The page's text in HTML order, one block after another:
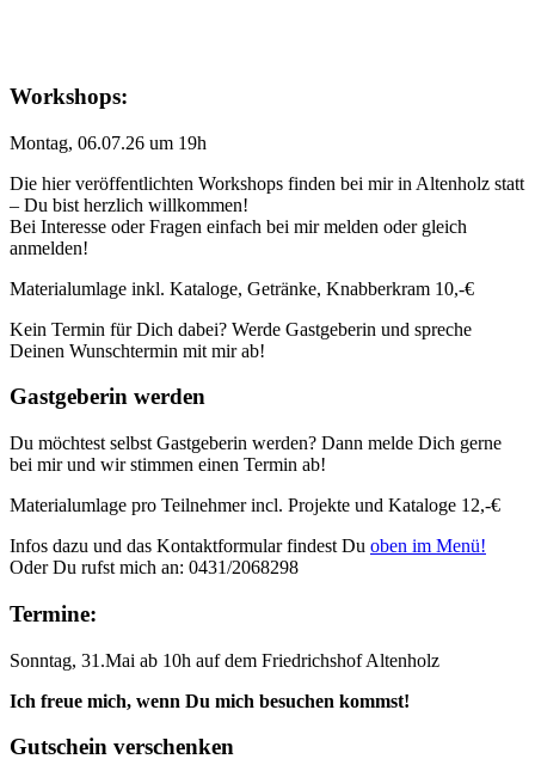
Workshops:
Montag, 06.07.26 um 19h
Die hier veröffentlichten Workshops finden bei mir in Altenholz statt
– Du bist herzlich willkommen!
Bei Interesse oder Fragen einfach bei mir melden oder gleich
anmelden!
Materialumlage inkl. Kataloge, Getränke, Knabberkram 10,-€
Kein Termin für Dich dabei? Werde Gastgeberin und spreche
Deinen Wunschtermin mit mir ab!
Gastgeberin werden
Du möchtest selbst Gastgeberin werden? Dann melde Dich gerne
bei mir und wir stimmen einen Termin ab!
Materialumlage pro Teilnehmer incl. Projekte und Kataloge 12,-€
Infos dazu und das Kontaktformular findest Du oben im Menü!
Oder Du rufst mich an: 0431/2068298
Termine:
Sonntag, 31.Mai ab 10h auf dem Friedrichshof Altenholz
Ich freue mich, wenn Du mich besuchen kommst!
Gutschein verschenken